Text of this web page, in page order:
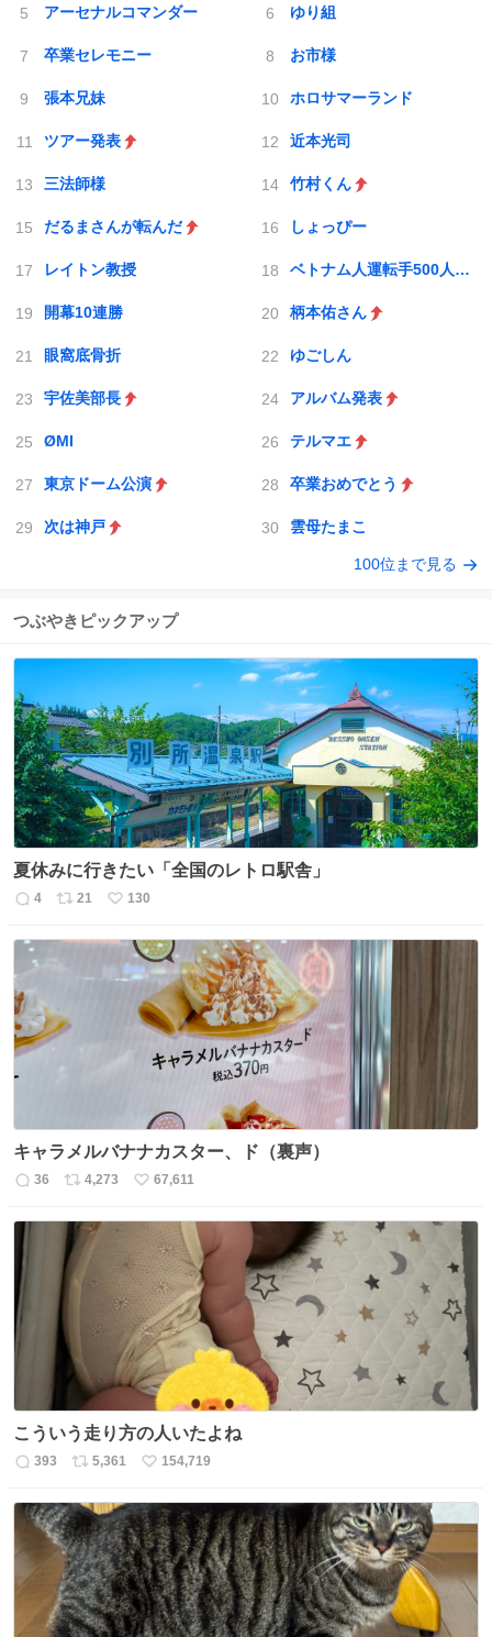
アーセナルコマンダー ゆり組
卒業セレモニー お市様
張本兄妹 ホロサマーランド
ツアー発表 近本光司
三法師様 竹村くん
だるまさんが転んだ しょっぴー
レイトン教授 ベトナム人運転手500人採用
開幕10連勝 柄本佑さん
眼窩底骨折 ゆごしん
宇佐美部長 アルバム発表
ØMI テルマエ
東京ドーム公演 卒業おめでとう
次は神戸 雲母たまこ
100位まで見る
つぶやきピックアップ
夏休みに行きたい「全国のレトロ駅舎」
返
4
リ
21
い
数
130
キャラメルバナナカスター、ド（裏声）
返
数
36
リ
ス
ト
数
4,273
い
67,611
こういう走り方の人いたよね
返
数
393
リ
ス
ト
数
5,361
い
ね
数
154,719